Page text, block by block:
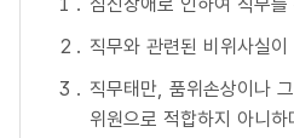
직무와 관련된 비위사실이
직무태만, 품위손상이나
위원으로 적합하지 아니